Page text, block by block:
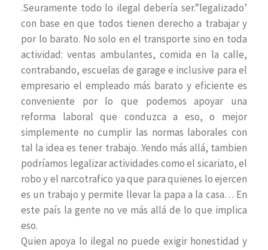
.Seuramente todo lo ilegal debería ser.”legalizado’
con base en que todos tienen derecho a trabajar y
por lo barato. No solo en el transporte sino en toda
actividad: ventas ambulantes, comida en la calle,
contrabando, escuelas de garage e inclusive para el
empresario el empleado más barato y eficiente es
conveniente por lo que podemos apoyar una
reforma laboral que conduzca a eso, o mejor
simplemente no cumplir las normas laborales con
tal la idea es tener trabajo. .Yendo más allá, tambien
podríamos legalizar actividades como el sicariato, el
robo y el narcotrafico ya que para quienes lo ejercen
es un trabajo y permite llevar la papa a la casa… En
este país la gente no ve más allá de lo que implica
eso.
Quien apoya lo ilegal no puede exigir honestidad y